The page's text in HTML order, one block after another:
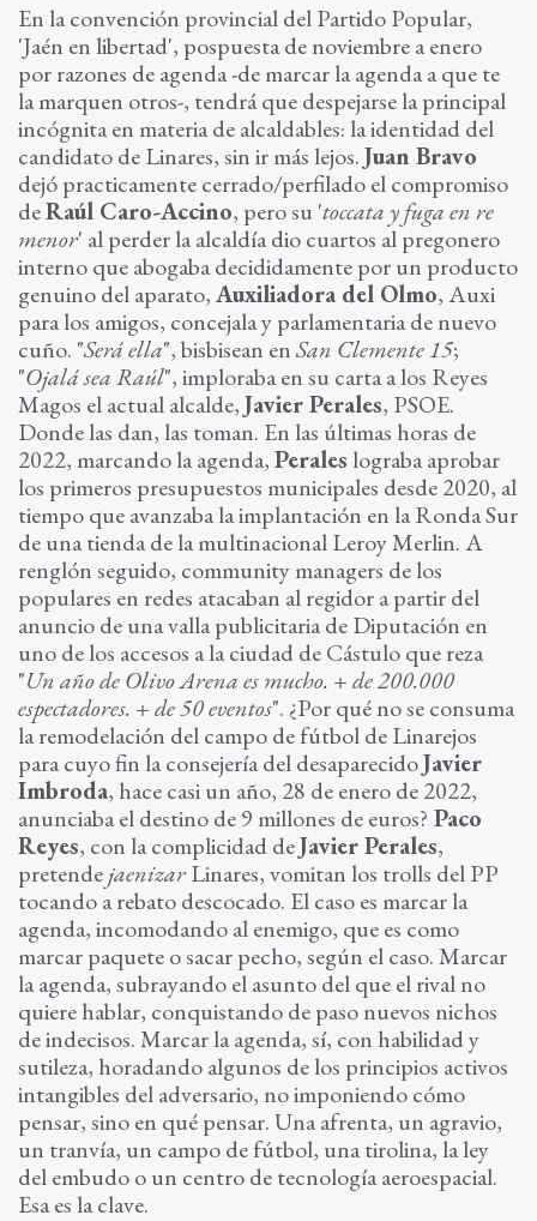
En la convención provincial del Partido Popular,
'Jaén en libertad', pospuesta de noviembre a enero
por razones de agenda -de marcar la agenda a que te
la marquen otros-, tendrá que despejarse la principal
incógnita en materia de alcaldables: la identidad del
candidato de Linares, sin ir más lejos.Juan Bravo
dejó practicamente cerrado/perfilado el compromiso
deRaúl Caro-Accino, pero su 'toccata y fuga en re
menor' al perder la alcaldía dio cuartos al pregonero
interno que abogaba decididamente por un producto
genuino del aparato,Auxiliadora del Olmo, Auxi
para los amigos, concejala y parlamentaria de nuevo
cuño. "Será ella", bisbisean enSan Clemente 15;
"Ojalá sea Raúl", imploraba en su carta a los Reyes
Magos el actual alcalde,Javier Perales, PSOE.
Donde las dan, las toman. En las últimas horas de
2022, marcando la agenda,Perales lograba aprobar
los primeros presupuestos municipales desde 2020, al
tiempo que avanzaba la implantación en la Ronda Sur
de una tienda de la multinacional Leroy Merlin. A
renglón seguido, community managers de los
populares en redes atacaban al regidor a partir del
anuncio de una valla publicitaria de Diputación en
uno de los accesos a la ciudad de Cástulo que reza
"Un año de Olivo Arena es mucho. + de 200.000
espectadores. + de 50 eventos". ¿Por qué no se consuma
la remodelación del campo de fútbol de Linarejos
para cuyo fin la consejería del desaparecidoJavier
Imbroda, hace casi un año, 28 de enero de 2022,
anunciaba el destino de 9 millones de euros? Paco
Reyes, con la complicidad deJavier Perales,
pretendejaenizarLinares, vomitan los trolls del PP
tocando a rebato descocado. El caso es marcar la
agenda, incomodando al enemigo, que es como
marcar paquete o sacar pecho, según el caso. Marcar
la agenda, subrayando el asunto del que el rival no
quiere hablar, conquistando de paso nuevos nichos
de indecisos. Marcar la agenda, sí, con habilidad y
sutileza, horadando algunos de los principios activos
intangibles del adversario, no imponiendo cómo
pensar, sino en qué pensar. Una afrenta, un agravio,
un tranvía, un campo de fútbol, una tirolina, la ley
del embudo o un centro de tecnología aeroespacial.
Esa es la clave.